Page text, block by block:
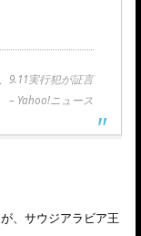
9.11実行犯が証言
– Yahoo!ニュース
、サウジアラビア王